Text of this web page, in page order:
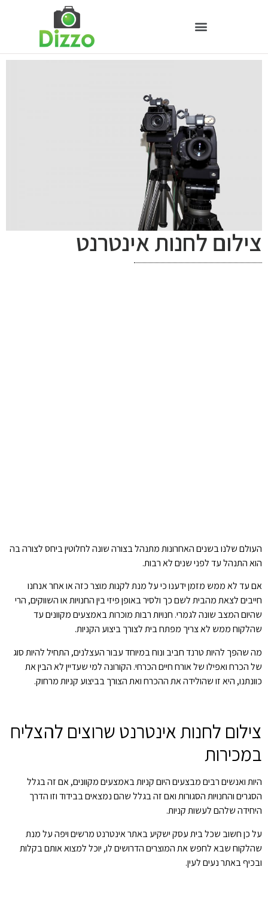
צילום לחנות אינטרנט
העולם שלנו בשנים האחרונות מתנהל בצורה שונה לחלוטין ביחס לצורה בה
הוא התנהל עד לפני שנים לא רבות.
אם עד לא ממש מזמן ידענו כי על מנת לקנות מוצר כזה או אחר אנחנו
חייבים לצאת מהבית לשם כך ולסיר באופן פיזי בין החנויות או השווקים, הרי
שהיום המצב שונה לגמרי. חנויות רבות מוכרות באמצעים מקוונים עד
שהלקוח ממש לא צריך מפתח בית לצורך ביצוע הקניות.
מה שהפך להיות טרנד חביב ונוח במיוחד עבור העצלנים, התחיל להיות סוג
של הכרח ואפילו של אורח חיים הכרחי. הקורונה למי שעדיין לא הבין את
כוונתנו, היא זו שהולידה את ההכרח ואת הצורך בביצוע קניות מרחוק.
צילום לחנות אינטרנט שרוצים להצליח
במכירות
היות ואנשים רבים מבצעים היום קניות באמצעים מקוונים, אם זה בגלל
הסגרים והחנויות הסגורות ואם זה בגלל שהם נמצאים בבידוד וזו הדרך
היחידה שלהם לעשות קניות.
על כן חשוב שכל בית עסק ישקיע באתר אינטרנט מרשים ויפה על מנת
שהלקוח שבא לחפש את המוצרים הדרושים לו, יוכל למצוא אותם בקלות
ובכיף באתר נעים לעין.